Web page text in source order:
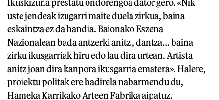
Ikuskizuna prestatu ondorengoa dator gero. «Nik
uste jendeak izugarri maite duela zirkua, baina
eskaintza ez da handia. Baionako Eszena
Nazionalean bada antzerki anitz , dantza… baina
zirku ikusgarriak hiru edo lau dira urtean. Artista
anitz joan dira kanpora ikusgarria ematera». Halere,
proiektu politak ere badirela nabarmendu du,
Hameka Karrikako Arteen Fabrika aipatuz.